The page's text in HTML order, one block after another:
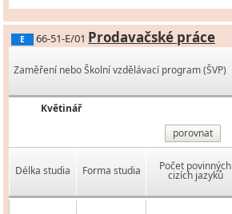
E 66-51-E/01 Prodavačské práce
Zaměření nebo Školní vzdělávací program (ŠVP)
Květinář
porovnat
Délka studia Forma studia Počet povinných
cizích jazyků